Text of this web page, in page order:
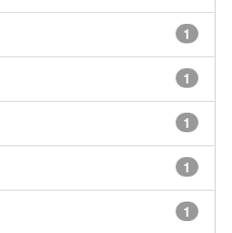
1
1
1
1
1